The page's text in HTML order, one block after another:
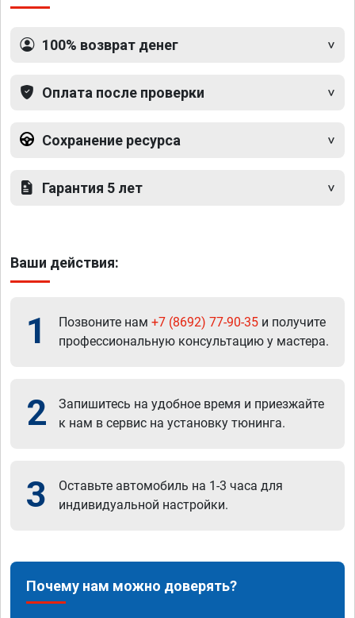
100% возврат денег
Оплата после проверки
Сохранение ресурса
Гарантия 5 лет
Ваши действия:
1 Позвоните нам +7 (8692) 77-90-35 и получите
профессиональную консультацию у мастера.
2
Запишитесь на удобное время и приезжайте
к нам в сервис на установку тюнинга.
3
Оставьте автомобиль на 1-3 часа для
индивидуальной настройки.
Почему нам можно доверять?